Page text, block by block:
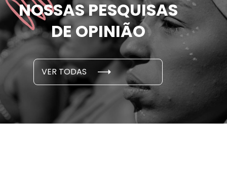
NOSSAS PESQUISAS
DE OPINIÃO
VER TODAS
ameaçadas de
por parceiro ou ex;
em cada 6 já sofreu
E PESQUISAS
novembro, 2021
sofreram
seus
cidade